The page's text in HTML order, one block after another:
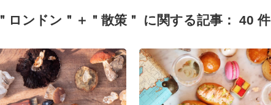
＂ロンドン＂＋＂散策＂ に関する記事： 40 件